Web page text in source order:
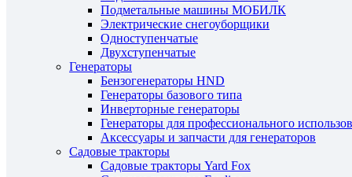
Подметальные машины МОБИЛК
Электрические снегоуборщики
Одноступенчатые
Двухступенчатые
Генераторы
Бензогенераторы HND
Генераторы базового типа
Инверторные генераторы
Генераторы для профессионального
Аксессуары и запчасти для генераторов
Садовые тракторы
Садовые тракторы Yard Fox